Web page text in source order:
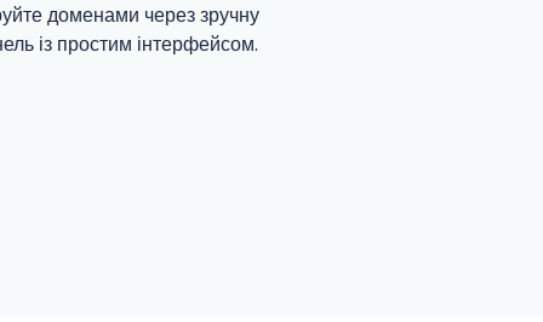
доменами через зручну
із простим інтерфейсом.